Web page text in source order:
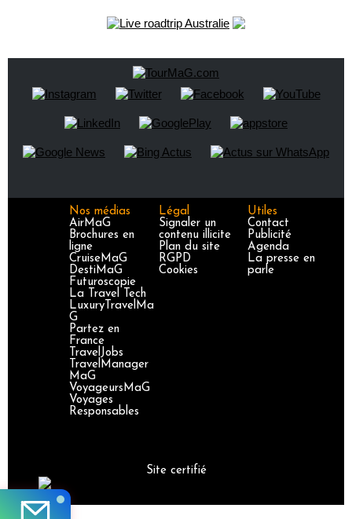
Nos médias
AirMaG
Brochures en
ligne
CruiseMaG
DestiMaG
Futuroscopie
La Travel Tech
LuxuryTravelMa
G
Partez en
France
TravelJobs
TravelManager
MaG
VoyageursMaG
Voyages
Responsables
Légal
Signaler un
contenu illicite
Plan du site
RGPD
Cookies
Utiles
Contact
Publicité
Agenda
La presse en
parle
Site certifié